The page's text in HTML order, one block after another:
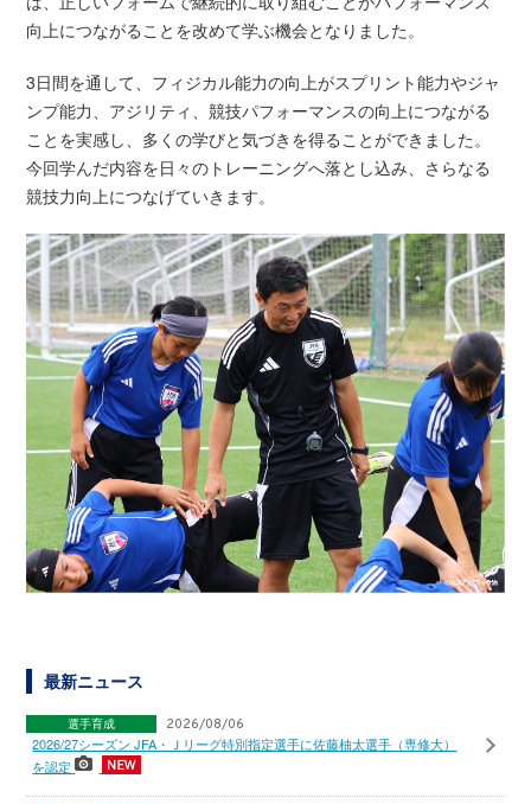
向上につながることを改めて学ぶ機会となりました。
3日間を通して、フィジカル能力の向上がスプリント能力やジャ
ンプ能力、アジリティ、競技パフォーマンスの向上につながる
ことを実感し、多くの学びと気づきを得ることができました。
今回学んだ内容を日々のトレーニングへ落とし込み、さらなる
競技力向上につなげていきます。
最新ニュース
選手育成 2026/08/06
2026/27シーズン JFA・Ｊリーグ特別指定選手に佐藤柚太選手（専修大）
を認定